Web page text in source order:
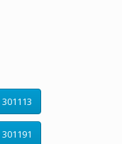
301113
301191